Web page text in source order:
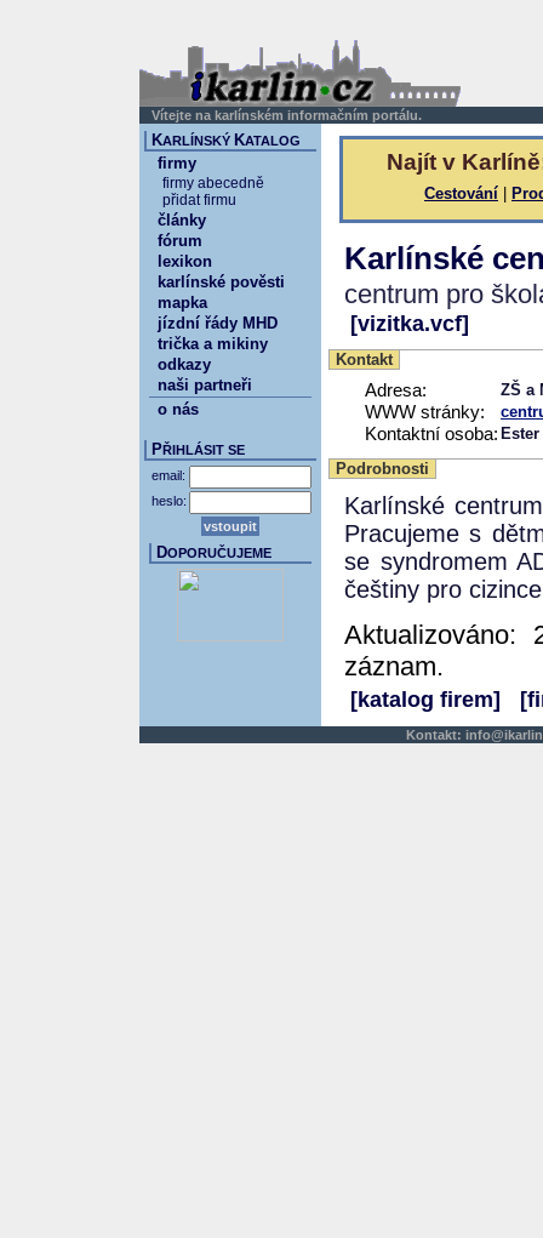
Vítejte na karlínském informačním portálu.
Najít v
Cestování
Karlínské
centrum pro
[vizitka.vcf]
Kontakt
Adresa: ZŠ a
WWW stránky:
Kontaktní osoba:
Podrobnosti
Karlínské
Pracujeme s
se syndromem
češtiny pro
Aktualizováno:
záznam.
[katalog firem]
KARLÍNSKÝ KATALOG
firmy
firmy abecedně
přidat firmu
články
fórum
lexikon
karlínské pověsti
mapka
jízdní řády MHD
trička a mikiny
odkazy
naši partneři
o nás
PŘIHLÁSIT SE
email:
heslo:
DOPORUČUJEME
Kontakt: